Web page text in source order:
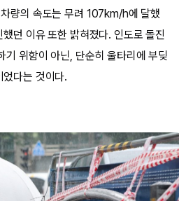
량의 속도는 무려 107km/h에 달했
던 이유 또한 밝혀졌다. 인도로 돌진
기 위함이 아닌, 단순히 울타리에 부딪
다는 것이다.